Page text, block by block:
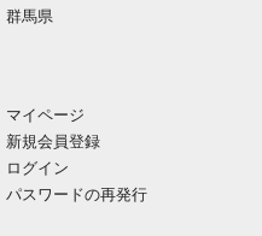
群馬県
マイページ
新規会員登録
ログイン
パスワードの再発行